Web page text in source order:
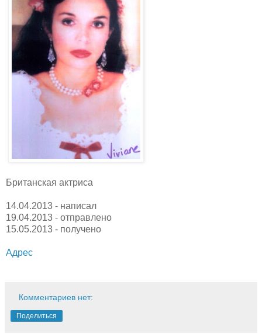
Британская актриса
14.04.2013 - написал
19.04.2013 - отправлено
15.05.2013 - получено
Адрес
Комментариев нет:
Поделиться